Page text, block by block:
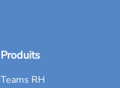
Produits
Teams RH